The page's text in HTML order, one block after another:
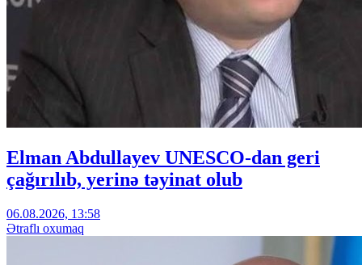
Elman Abdullayev UNESCO-dan geri
çağırılıb, yerinə təyinat olub
06.08.2026, 13:58
Ətraflı oxumaq